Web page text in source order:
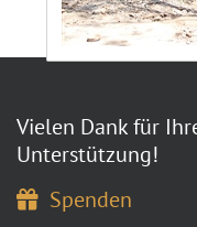
Vielen Dank für
Unterstützung!
Spenden